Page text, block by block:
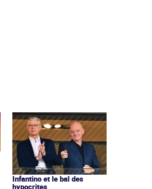
Infantino et le bal des
hypocrites